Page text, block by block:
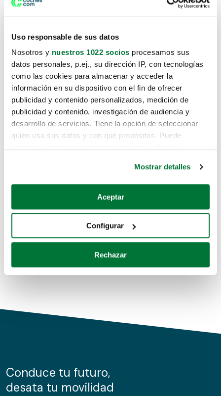
Uso responsable de sus datos
Nosotros y nuestros 1022 socios procesamos sus
datos personales, p.ej., su dirección IP, con tecnologías
como las cookies para almacenar y acceder la
información en su dispositivo con el fin de ofrecer
publicidad y contenido personalizados, medición de
publicidad y contenido, investigación de audiencia y
desarrollo de servicios. Tiene la opción de seleccionar
quién usa sus datos y con qué propósitos. Puede
Si lo permite, también quisiéramos:
Recopilar información sobre su ubicación geográfica
Identificar su dispositivo analizándolo activamente
para buscar características específicas (huellas
Obtenga más información sobre cómo se procesan sus
de cookies.
información sobre el uso que haga del sitio web con
nuestros partners de redes sociales, publicidad y análisis
Mostrar detalles
Aceptar
Configurar
Rechazar
Lo sentimos, no sabemos como
te hemos traido hasta aquí.
Pero puedes encontrar el coche que estás
buscando en alguno de estos enlaces:
Coches de segunda mano
Coches de km0
Conduce tu futuro,
desata tu movilidad